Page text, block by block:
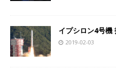
イプシロン4号機
2019-02-03